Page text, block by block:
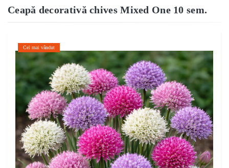
Ceapă decorativă chives Mixed One 10 sem.
Cel mai vândut